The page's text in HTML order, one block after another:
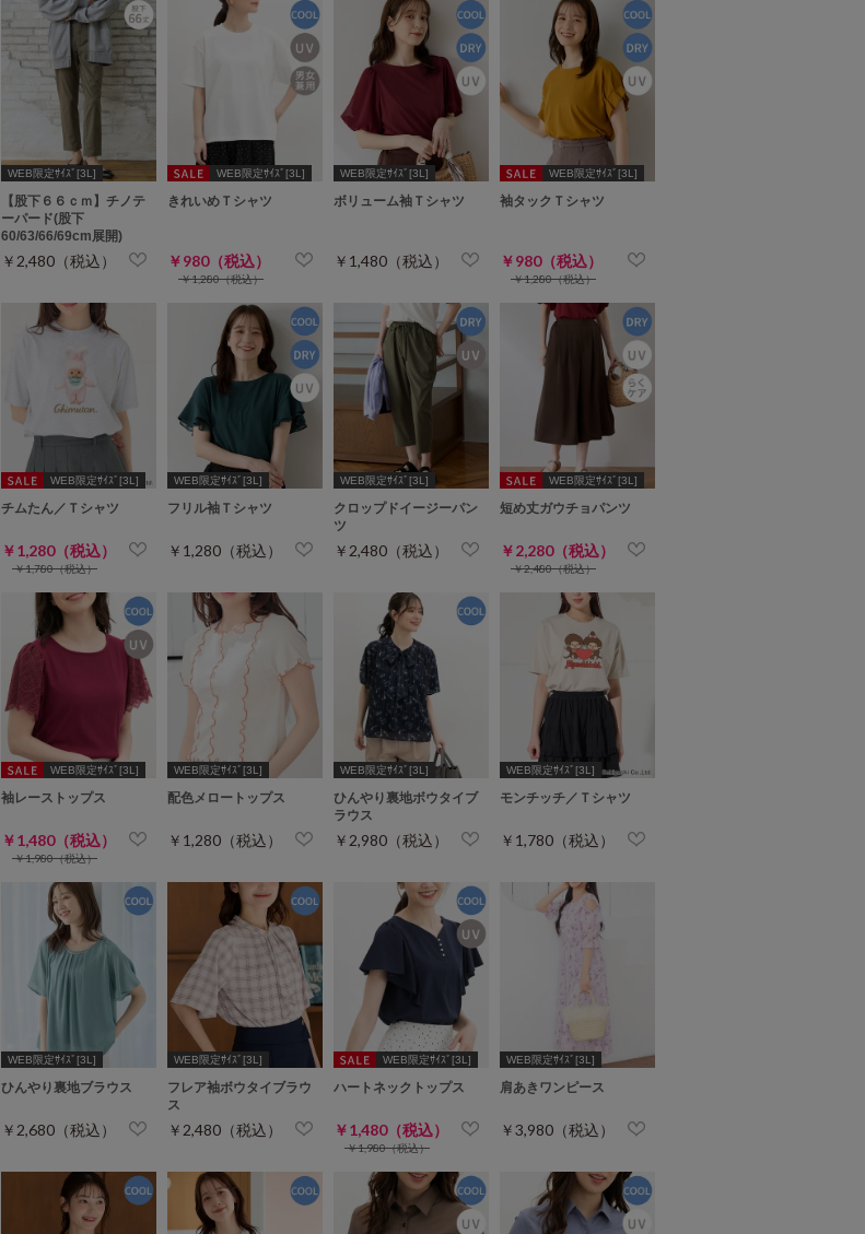
WEB限定ｻｲｽﾞ[3L]
【股下６６ｃｍ】チノテ
ーパード(股下
60/63/66/69cm展開)
￥2,480（税込）
WEB限定ｻｲｽﾞ[3L]
きれいめＴシャツ
￥980（税込）
￥1,280（税込）
WEB限定ｻｲｽﾞ[3L]
ボリューム袖Ｔシャツ
￥1,480（税込）
WEB限定ｻｲｽﾞ[3L]
袖タックＴシャツ
￥980（税込）
￥1,280（税込）
WEB限定ｻｲｽﾞ[3L]
チムたん／Ｔシャツ
￥1,280（税込）
￥1,780（税込）
WEB限定ｻｲｽﾞ[3L]
フリル袖Ｔシャツ
￥1,280（税込）
WEB限定ｻｲｽﾞ[3L]
クロップドイージーパン
ツ
￥2,480（税込）
WEB限定ｻｲｽﾞ[3L]
短め丈ガウチョパンツ
￥2,280（税込）
￥2,480（税込）
WEB限定ｻｲｽﾞ[3L]
袖レーストップス
￥1,480（税込）
￥1,980（税込）
WEB限定ｻｲｽﾞ[3L]
配色メロートップス
￥1,280（税込）
WEB限定ｻｲｽﾞ[3L]
ひんやり裏地ボウタイブ
ラウス
￥2,980（税込）
WEB限定ｻｲｽﾞ[3L]
モンチッチ／Ｔシャツ
￥1,780（税込）
WEB限定ｻｲｽﾞ[3L]
ひんやり裏地ブラウス
￥2,680（税込）
WEB限定ｻｲｽﾞ[3L]
フレア袖ボウタイブラウ
ス
￥2,480（税込）
WEB限定ｻｲｽﾞ[3L]
ハートネックトップス
￥1,480（税込）
￥1,980（税込）
WEB限定ｻｲｽﾞ[3L]
肩あきワンピース
￥3,980（税込）